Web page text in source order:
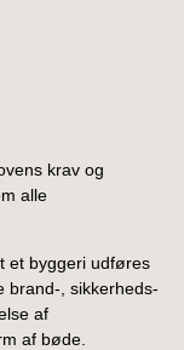
krav og
alle
et byggeri udføres
brand-, sikkerheds-
af
af bøde.